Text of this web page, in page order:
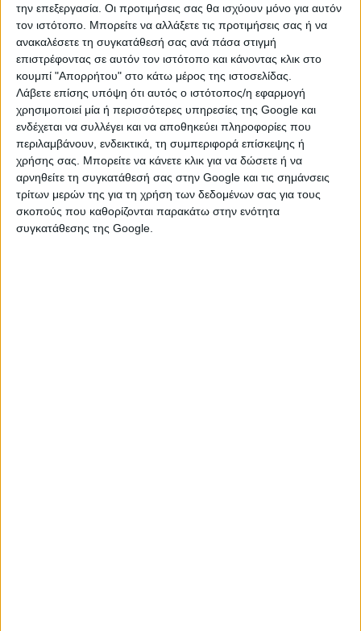
την επεξεργασία. Οι προτιμήσεις σας θα ισχύουν μόνο για αυτόν
τον ιστότοπο. Μπορείτε να αλλάξετε τις προτιμήσεις σας ή να
ανακαλέσετε τη συγκατάθεσή σας ανά πάσα στιγμή
επιστρέφοντας σε αυτόν τον ιστότοπο και κάνοντας κλικ στο
κουμπί "Απορρήτου" στο κάτω μέρος της ιστοσελίδας.
Λάβετε επίσης υπόψη ότι αυτός ο ιστότοπος/η εφαρμογή
χρησιμοποιεί μία ή περισσότερες υπηρεσίες της Google και
ενδέχεται να συλλέγει και να αποθηκεύει πληροφορίες που
περιλαμβάνουν, ενδεικτικά, τη συμπεριφορά επίσκεψης ή
χρήσης σας. Μπορείτε να κάνετε κλικ για να δώσετε ή να
αρνηθείτε τη συγκατάθεσή σας στην Google και τις σημάνσεις
τρίτων μερών της για τη χρήση των δεδομένων σας για τους
σκοπούς που καθορίζονται παρακάτω στην ενότητα
συγκατάθεσης της Google.
Κατά την διάρκεια της ημερίδας θα παρουσιαστούν οι
ακόλουθες εφαρμογές:
Αναβάθμιση της ψηφιακής πύλης του
επιμελητηρίου
Λογισμικό για την πλήρη online ενημέρωση των
επιχειρήσεων για τις διαδικασίες που πρέπει να
ακολουθήσουν για την διοικητική τους
εξυπηρέτηση (π.χ. αδειοδοτήσεις κλπ.) και
αφορούν την κεντρική δημόσια διοίκηση, την
περιφέρεια, τους ΟΤΑ, τους ασφαλιστικούς
οργανισμούς κ.α. ,
Εφαρμογή για την online αίτηση συμμετοχής σε